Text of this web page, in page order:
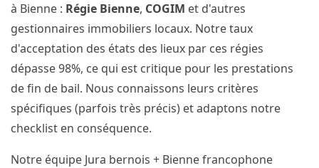
à Bienne : Régie Bienne, COGIM et d'autres
gestionnaires immobiliers locaux. Notre taux
d'acceptation des états des lieux par ces régies
dépasse 98%, ce qui est critique pour les prestations
de fin de bail. Nous connaissons leurs critères
spécifiques (parfois très précis) et adaptons notre
checklist en conséquence.
Notre équipe Jura bernois + Bienne francophone